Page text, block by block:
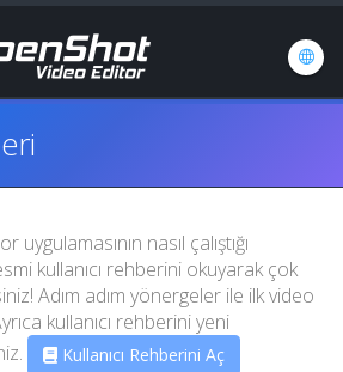
nasıl çalıştığı
kullanıcı rehberini okuyarak çok
Adım adım yönergeler ile ilk video
kullanıcı rehberini yeni
Kullanıcı Rehberini Aç